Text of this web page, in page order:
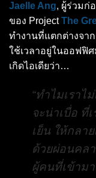
Jaelle Ang, ผู้ร่วมก่
ของ ProjectThe
ทำงานที่แตกต่างจา
ใช้เวลาอยู่ในออฟฟิศ
เกิดไอเดียว่า…
“ทำไมเรา
จะน่าเบื่อ ที่
เย็น ให้กลา
ด้วยผ่อนคล
ผู้คนที่เข้าม